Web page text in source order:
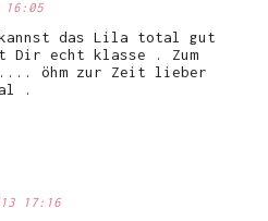
16:05
das Lila total gut
Dir echt klasse . Zum
.... öhm zur Zeit lieber
.
17:16